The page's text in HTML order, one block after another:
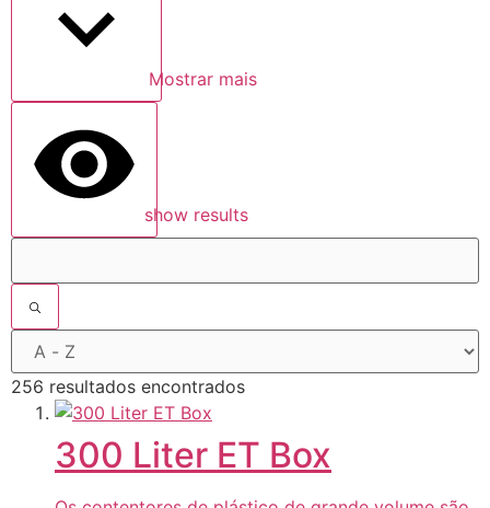
Mostrar mais
show results
256 resultados encontrados
300 Liter ET Box